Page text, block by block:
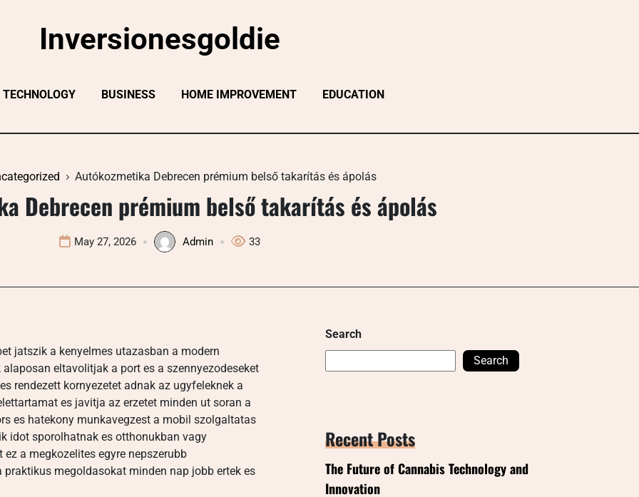
Inversionesgoldie
TECHNOLOGY BUSINESS HOME IMPROVEMENT EDUCATION
Autókozmetika Debrecen prémium belső takarítás és ápolás
Debrecen prémium belső takarítás és ápolás
May 27, 2026 Admin 33
jatszik a kenyelmes utazasban a modern
eltavolitjak a port es a szennyezodeseket
rendezett kornyezetet adnak az ugyfeleknek a
es javitja az erzetet minden ut soran a
es hatekony munkavegzest a mobil szolgaltatas
idot sporolhatnak es otthonukban vagy
a megkozelites egyre nepszerubb
megoldasokat minden nap jobb ertek es
Search
Search
Recent Posts
The Future of Cannabis Technology and
Innovation